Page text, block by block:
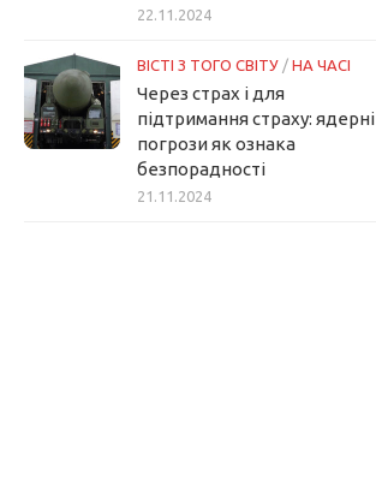
22.11.2024
ВІСТІ З ТОГО СВІТУ / НА ЧАСІ
Через страх і для
підтримання страху: ядерні
погрози як ознака
безпорадності
21.11.2024